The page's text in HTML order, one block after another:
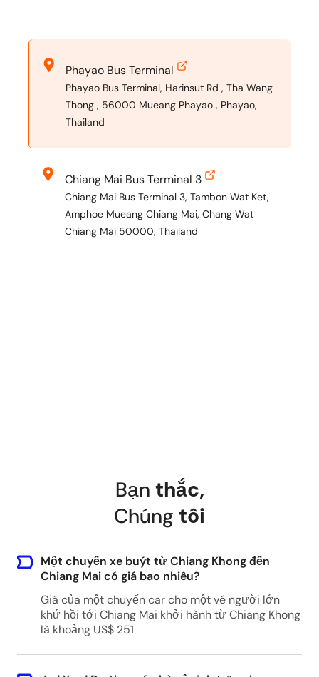
Phayao Bus Terminal
Phayao Bus Terminal, Harinsut Rd , Tha Wang
Thong , 56000 Mueang Phayao , Phayao,
Thailand
Chiang Mai Bus Terminal 3
Chiang Mai Bus Terminal 3, Tambon Wat Ket,
Amphoe Mueang Chiang Mai, Chang Wat
Chiang Mai 50000, Thailand
Bạn thắc,
Chúng tôi
Một chuyến xe buýt từ Chiang Khong đến
Chiang Mai có giá bao nhiêu?
Giá của một chuyến car cho một vé người lớn
khứ hồi tới Chiang Mai khởi hành từ Chiang Khong
là khoảng US$ 251